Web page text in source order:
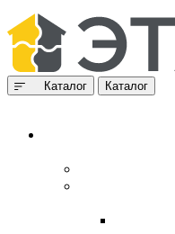
Каталог Каталог